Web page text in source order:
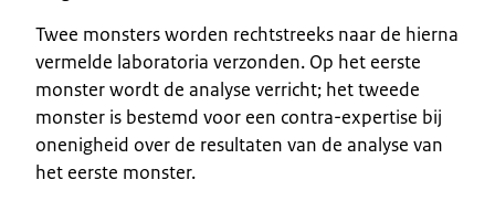
Twee monsters worden rechtstreeks naar de hierna
vermelde laboratoria verzonden. Op het eerste
monster wordt de analyse verricht; het tweede
monster is bestemd voor een contra-expertise bij
onenigheid over de resultaten van de analyse van
het eerste monster.